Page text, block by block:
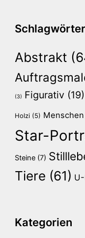
Schlagwörter
Abstrakt
(3) Figurativ (19)
Holzi (5) Menschen
Star-
Steine (7)
Tiere (61)
Kategorien